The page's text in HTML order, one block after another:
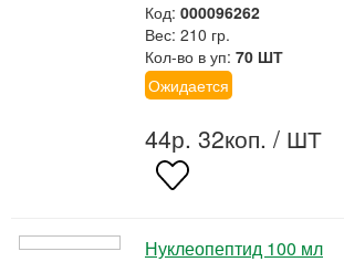
Код: 000096262
Вес: 210 гр.
Кол-во в уп: 70 ШТ
Ожидается
44р. 32коп. / ШТ
Нуклеопептид 100 мл